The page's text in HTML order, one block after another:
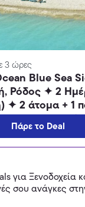
3 ώρες
Blue Sea
Ρόδος ✦ 2
✦ 2 άτομα + 1
31/10/2026 ✦
Πάρε το Deal
για Ξενοδοχεία
σου ανάγκες